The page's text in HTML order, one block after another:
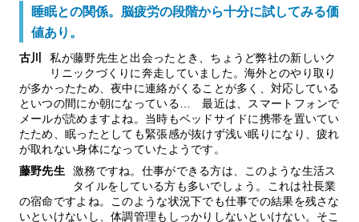
睡眠との関係。脳疲労の段階から十分に試してみる価
値あり。
古川
私が藤野先生と出会ったとき、ちょうど弊社の新しいク
リニックづくりに奔走していました。海外とのやり取り
が多かったため、夜中に連絡がくることが多く、対応している
といつの間にか朝になっている… 最近は、スマートフォンで
メールが読めますよね。当時もベッドサイドに携帯を置いてい
たため、眠ったとしても緊張感が抜けず浅い眠りになり、疲れ
が取れない身体になっていたようです。
藤野先生
激務ですね。仕事ができる方は、このような生活ス
タイルをしている方も多いでしょう。これは社長業
の宿命ですよね。このような状況下でも仕事での結果を残さな
いといけないし、体調管理もしっかりしないといけない。そこ